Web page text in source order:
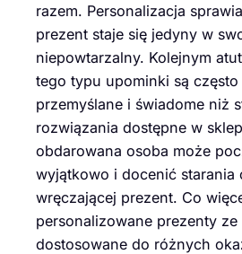
razem. Personalizacja
prezent staje się jedyny w
niepowtarzalny. Kolejnym
tego typu upominki są często
przemyślane i świadome niż
rozwiązania dostępne w
obdarowana osoba może
wyjątkowo i docenić starania
wręczającej prezent. Co
personalizowane prezenty
dostosowane do różnych